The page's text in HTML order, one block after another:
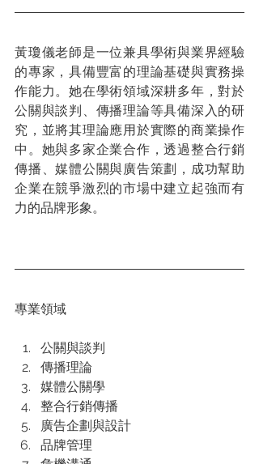
黃瓊儀老師是一位兼具學術與業界經驗
的專家，具備豐富的理論基礎與實務操
作能力。她在學術領域深耕多年，對於
公關與談判、傳播理論等具備深入的研
究，並將其理論應用於實際的商業操作
中。她與多家企業合作，透過整合行銷
傳播、媒體公關與廣告策劃，成功幫助
企業在競爭激烈的市場中建立起強而有
力的品牌形象。
專業領域
公關與談判
傳播理論
媒體公關學
整合行銷傳播
廣告企劃與設計
品牌管理